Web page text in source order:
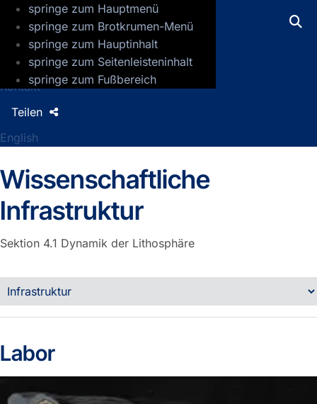
springe zum Hauptmenü
springe zum Brotkrumen-Menü
springe zum Hauptinhalt
springe zum Seitenleisteninhalt
springe zum Fußbereich
GFZ Helmholtz-Zentrum für
Presse
Jobs
Kontakt
English
Teilen
Wissenschaftliche
Infrastruktur
Sektion 4.1 Dynamik der Lithosphäre
Labor